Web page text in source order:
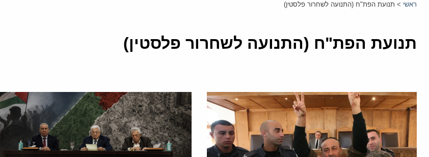
ראשי > תנועת הפת"ח (התנועה לשחרור פלסטין)
תנועת הפת"ח (התנועה לשחרור פלסטין)